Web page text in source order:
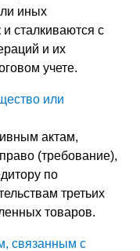
иных
сталкиваются с
и их
учете.
или
актам,
(требование),
по
третьих
товаров.
связанным с